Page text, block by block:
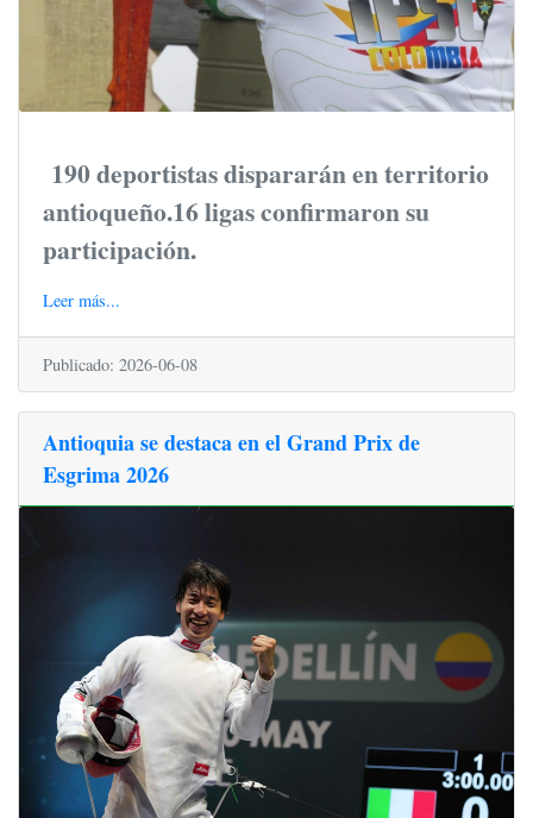
190 deportistas dispararán en territorio
antioqueño.16 ligas confirmaron su
participación.
Leer más...
Publicado: 2026-06-08
Antioquia se destaca en el Grand Prix de
Esgrima 2026